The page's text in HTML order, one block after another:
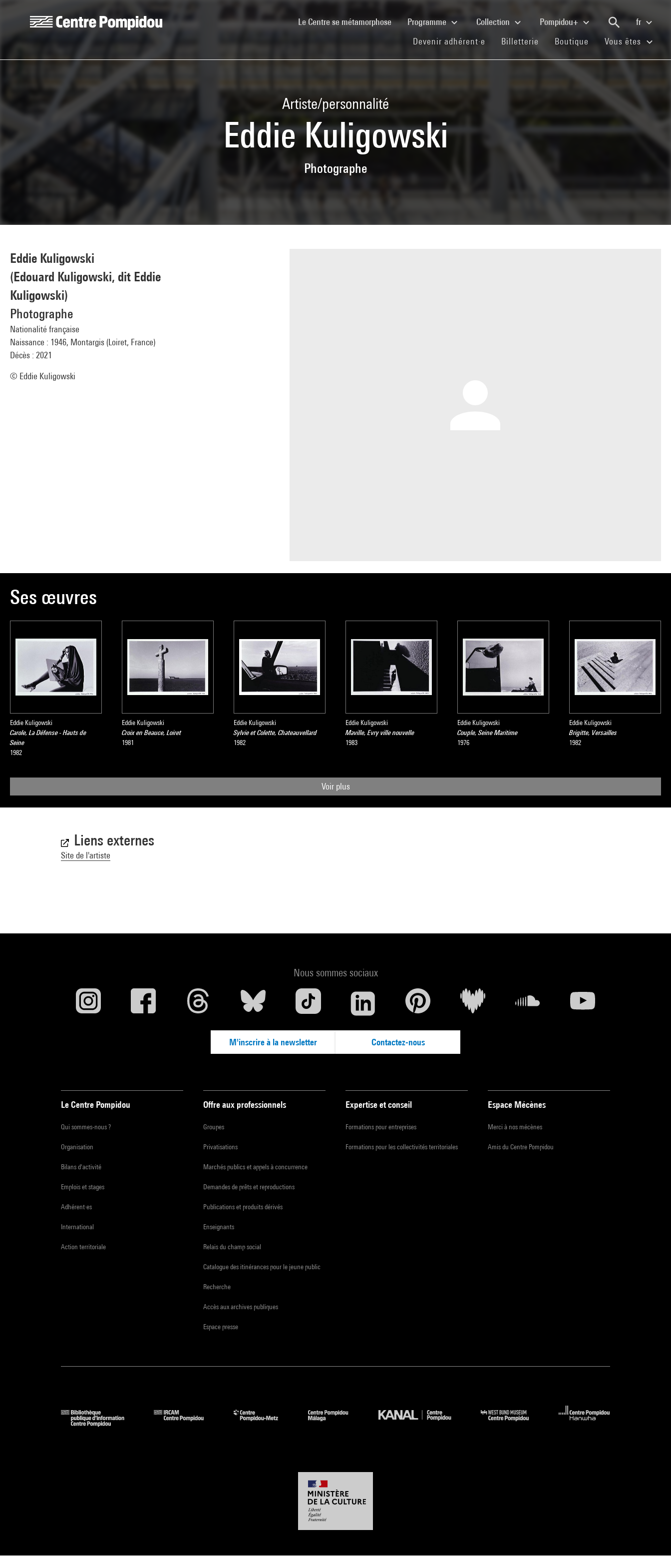
Le Centre se métamorphose(current)Programme Collection Pompidou+
fr
Devenir adhérent·e (current)
Billetterie (current)
Boutique (current)
Vous êtes
Artiste/personnalité
Eddie Kuligowski
Photographe
Eddie Kuligowski
(Edouard Kuligowski, dit Eddie
Kuligowski)
Photographe
Nationalité française
Naissance : 1946, Montargis (Loiret, France)
Décès : 2021
© Eddie Kuligowski
Ses œuvres
Eddie Kuligowski
Carole, La Défense - Hauts de
Seine
1982
Eddie Kuligowski
Croix en Beauce, Loiret
1981
Eddie Kuligowski
Sylvie et Colette, Chateauvellard
1982
Eddie Kuligowski
Maville, Evry ville nouvelle
1983
Eddie Kuligowski
Couple, Seine Maritime
1976
Eddie Kuligowski
Brigitte, Versailles
1982
Voir plus
Liens externes
Site de l'artiste
Nous sommes sociaux
M'inscrire à la newsletter Contactez-nous
Le Centre Pompidou
Qui sommes-nous ?
Organisation
Bilans d'activité
Emplois et stages
Adhérent·es
International
Action territoriale
Offre aux professionnels
Groupes
Privatisations
Marchés publics et appels à concurrence
Demandes de prêts et reproductions
Publications et produits dérivés
Enseignants
Relais du champ social
Catalogue des itinérances pour le jeune public
Recherche
Accès aux archives publiques
Espace presse
Expertise et conseil
Formations pour entreprises
Formations pour les collectivités territoriales
Espace Mécènes
Merci à nos mécènes
Amis du Centre Pompidou